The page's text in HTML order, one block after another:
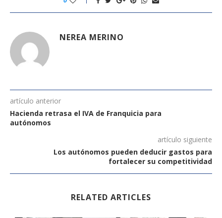
NEREA MERINO
artículo anterior
Hacienda retrasa el IVA de Franquicia para
autónomos
artículo siguiente
Los autónomos pueden deducir gastos para
fortalecer su competitividad
RELATED ARTICLES